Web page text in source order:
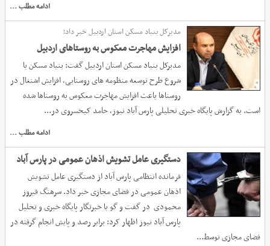
ادامه مطلب ...
مدیرکل بنیاد مسکن استان اردبیل خبر داد؛
افزایش مهاجرت معکوس به روستاهای اردبیل
مدیرکل بنیاد مسکن استان اردبیل گفت: بنیاد مسکن با
شروع طرح توسعه منظومه های روستایی، افزایش اشتغال در
روستاها باعث افزایش مهاجرت معکوس به روستاها شده
است. به گزارش پایگاه خبری تحلیلی پارس آباد نیوز، حامد کیخسروی در...
ادامه مطلب ...
دستگیری عامل تشویش اذهان عمومی در پارس‌ آباد
فرمانده انتظامی پارس آباد از دستگیری عامل تشویش
اذهان عمومی در فضای مجازی خبر داد. سرهنگ فیروز
محمودی در گفت و گو با خبرنگار پایگاه خبری و تحلیل
پارس آباد نیوز اظهار کرد: برابر رصد و پایش انجام گرفته در
فضای مجازی توسط...